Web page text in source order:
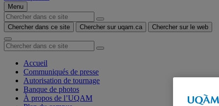
Menu
Chercher dans ce site Chercher sur uqam.ca Chercher sur le web
Accueil
Communiqués de presse
Autorisation de tournage
Banque de photos
À propos de l’UQAM